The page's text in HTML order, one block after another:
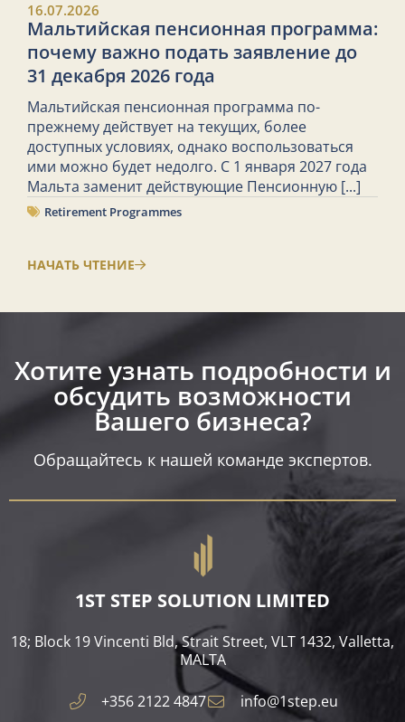
16.07.2026
Мальтийская пенсионная программа:
почему важно подать заявление до
31 декабря 2026 года
Мальтийская пенсионная программа по-
прежнему действует на текущих, более
доступных условиях, однако воспользоваться
ими можно будет недолго. С 1 января 2027 года
Мальта заменит действующие Пенсионную [...]
Retirement Programmes
НАЧАТЬ ЧТЕНИЕ
Хотите узнать подробности и
обсудить возможности
Вашего бизнеса?​
Обращайтесь к нашей команде экспертов.
1ST STEP SOLUTION LIMITED
18; Block 19 Vincenti Bld, Strait Street, VLT 1432, Valletta,
MALTA​
+356 2122 4847 info@1step.eu